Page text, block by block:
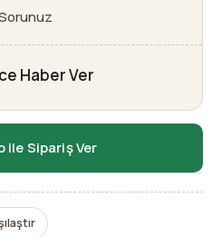
Haber Ver
ile Sipariş Ver